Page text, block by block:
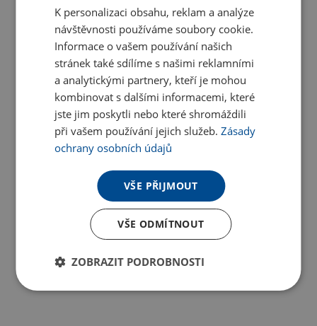
K personalizaci obsahu, reklam a analýze
návštěvnosti používáme soubory cookie.
Informace o vašem používání našich
stránek také sdílíme s našimi reklamními
a analytickými partnery, kteří je mohou
kombinovat s dalšími informacemi, které
jste jim poskytli nebo které shromáždili
při vašem používání jejich služeb.Zásady
ochrany osobních údajů
VŠE PŘIJMOUT
VŠE ODMÍTNOUT
ZOBRAZIT PODROBNOSTI